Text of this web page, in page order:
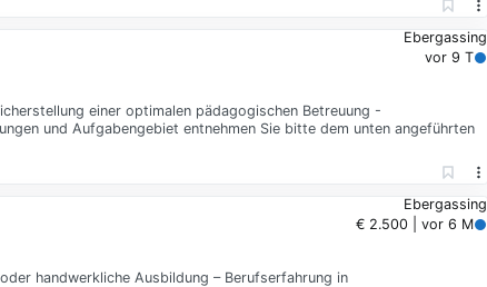
Ebergassing
vor 9 T
einer optimalen pädagogischen Betreuung -
und Aufgabengebiet entnehmen Sie bitte dem unten angeführten
Ebergassing
€ 2.500 | vor 6 M
handwerkliche Ausbildung – Berufserfahrung in